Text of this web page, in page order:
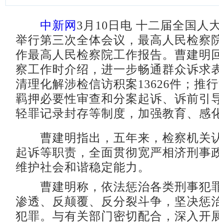
中新网 3月10日电 十二届全国人
举行第三次全体会议，最高人民检察
作最高人民检察院工作报告。曹建明
察工作时介绍，进一步畅通群众诉求
清理化解涉检信访积案13626件；推
羁押必要性审查和分案起诉、诉前引
轻罪记录封存等制度，加强教育、感
曹建明指出，五年来，检察机关
起诉等职责，全面贯彻宽严相济刑事
维护社会和谐稳定能力。
曹建明称，依法惩治各类刑事犯
渗透、反颠覆、反分裂斗争，坚决惩
犯罪。与有关部门密切配合，深入开